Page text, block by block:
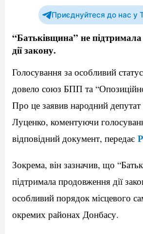
Приєднуйтеся до нас у
“Батьківщина” не
дії закону.
Голосування за особливий
довело союз БПП та
Про це заявив народний депутат
Луценко, коментуючи
відповідний документ, передає
Зокрема, він зазначив, що
підтримала продовження дії
особливий порядок місцевого
окремих районах Донбасу.